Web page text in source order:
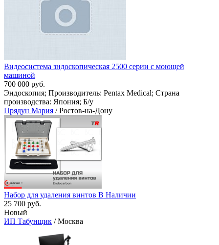
Видеосистема зндоскопическая 2500 серии с моющей
машиной
700 000 руб.
Эндоскопия; Производитель: Pentax Medical; Страна
производства: Япония; Б/у
Прядун Мария / Ростов-на-Дону
Набор для удаления винтов В Наличии
25 700 руб.
Новый
ИП Табунщик / Москва